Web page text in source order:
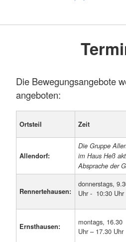
Die Bewegungsangebote
angeboten:
Ortsteil Zeit
Allendorf:
Die Gruppe
im Haus Heß
Absprache der
Rennertehausen:
donnerstags,
Uhr - 10:30 Uhr
Ernsthausen:
montags, 16.30
Uhr – 17.30 Uhr